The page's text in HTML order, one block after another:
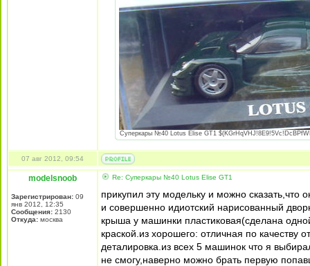
Суперкары №40 Lotus Еlise GT1
07 авг 2012, 09:54
modelsnoob
Зарегистрирован: 09
янв 2012, 12:35
Сообщения: 2130
Откуда: москва
Re: Суперкары №40 Lotus Еlise GT1
прикупил эту модельку и можно сказать,что
и совершенно идиотский нарисованный
крыша у машинки пластиковая(сделана
краской.из хорошего: отличная по качеству
деталировка.из всех 5 машинок что я
не смогу,наверно можно брать первую